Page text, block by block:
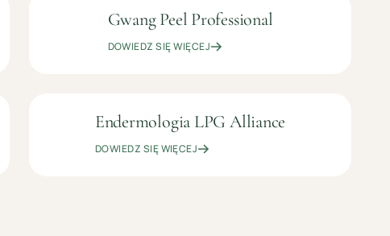
349
ZŁ
KOSMETOLOGIA
Gwang Peel Professional
DOWIEDZ SIĘ WIĘCEJ
OD
ZŁ
MODELOWANIE
Endermologia LPG Alliance
DOWIEDZ SIĘ WIĘCEJ